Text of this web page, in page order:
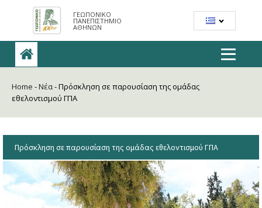
ΓΕΩΠΟΝΙΚΟ
ΠΑΝΕΠΙΣΤΗΜΙΟ
ΑΘΗΝΩΝ
Home -Νέα-Πρόσκληση σε παρουσίαση της ομάδας
εθελοντισμού ΓΠΑ
Πρόσκληση σε παρουσίαση της ομάδας εθελοντισμού ΓΠΑ